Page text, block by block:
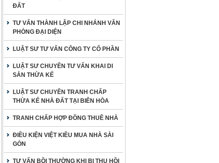
ĐẤT
TƯ VẤN THÀNH LẬP CHI NHÁNH VĂN
PHÒNG ĐẠI DIỆN
LUẬT SƯ TƯ VẤN CÔNG TY CỔ PHẦN
LUẬT SƯ CHUYÊN TƯ VẤN KHAI DI
SẢN THỪA KẾ
LUẬT SƯ CHUYÊN TRANH CHẤP
THỪA KẾ NHÀ ĐẤT TẠI BIÊN HÒA
TRANH CHẤP HỢP ĐỒNG THUÊ NHÀ
ĐIỀU KIỆN VIỆT KIỀU MUA NHÀ SÀI
GÒN
TƯ VẤN BỒI THƯỜNG KHI BỊ THU HỒI